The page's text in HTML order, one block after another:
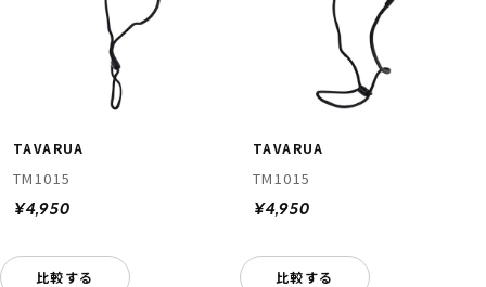
TAVARUA
TM1015
¥4,950
比較する
TAVARUA
TM1015
¥4,950
比較する